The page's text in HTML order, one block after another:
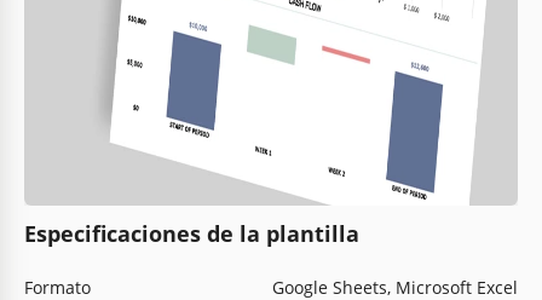
Especificaciones de la plantilla
Formato
Google Sheets, Microsoft Excel